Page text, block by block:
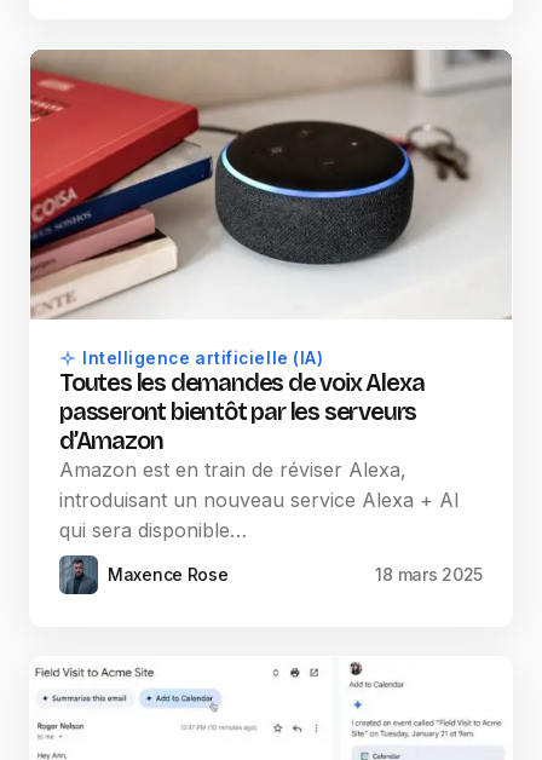
Intelligence artificielle (IA)
Toutes les demandes de voix Alexa
passeront bientôt par les serveurs
d’Amazon
Amazon est en train de réviser Alexa,
introduisant un nouveau service Alexa + AI
qui sera disponible…
Maxence Rose 18 mars 2025